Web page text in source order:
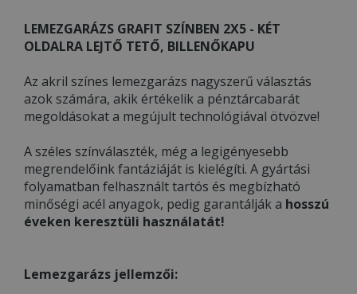
LEMEZGARÁZS GRAFIT SZÍNBEN 2X5 - KÉT
OLDALRA LEJTŐ TETŐ, BILLENŐKAPU
Az akril színes lemezgarázs nagyszerű választás
azok számára, akik értékelik a pénztárcabarát
megoldásokat a megújult technológiával ötvözve!
A széles színválaszték, még a legigényesebb
megrendelőink fantáziáját is kielégíti. A gyártási
folyamatban felhasznált tartós és megbízható
minőségi acél anyagok, pedig garantálják a hosszú
éveken keresztüli használatát!
Lemezgarázs jellemzői: